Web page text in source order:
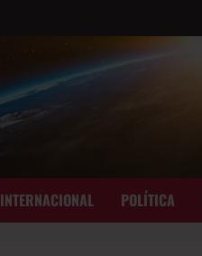
INTERNACIONAL POLÍTICA